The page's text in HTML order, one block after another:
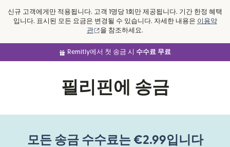
신규 고객에게만 적용됩니다. 고객 1명당 1회만 제공됩니다. 기간 한정 혜택
입니다. 표시된 모든 요금은 변경될 수 있습니다. 자세한 내용은 이용약
관
(새 창에서 열림)
을 참조하세요.
Remitly에서 첫 송금 시 수수료 무료
필리핀에 송금
모든 송금 수수료는 €2.99입니다